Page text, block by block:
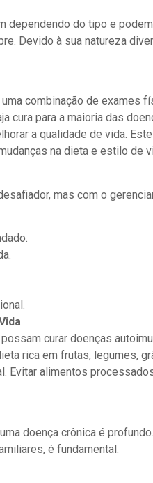
dependendo do tipo e
Devido à sua natureza
combinação de exames
cura para a maioria das
a qualidade de vida.
na dieta e estilo de
mas com o
curar doenças
rica em frutas, legumes,
Evitar alimentos
doença crônica é
é fundamental.